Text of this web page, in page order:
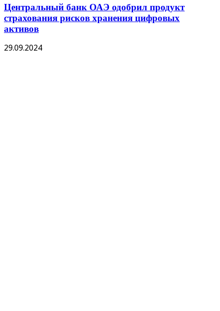
Центральный банк ОАЭ одобрил продукт
страхования рисков хранения цифровых
активов
29.09.2024